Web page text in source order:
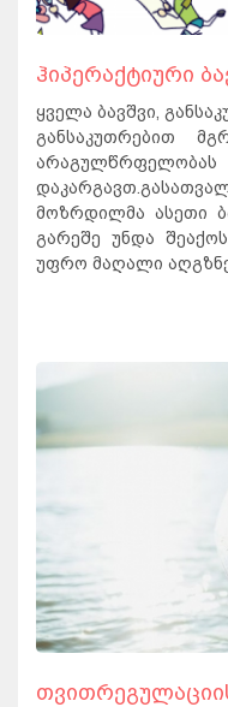
ჰიპერაქტიური
ყველა ბავშვი,
განსაკუთრებით
მოზრდილმა ასეთი
გარეშე უნდა
უფრო მაღალი